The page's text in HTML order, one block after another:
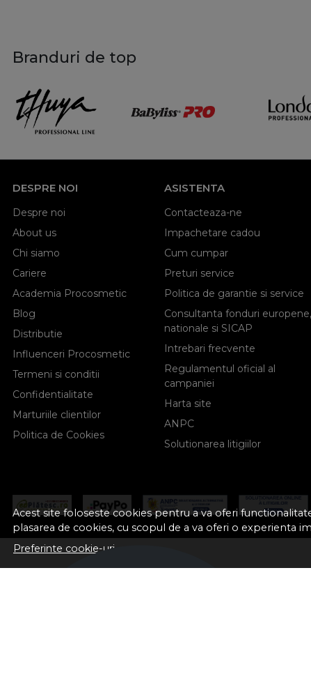
Acest site foloseste cookies pentru a va oferi
plasarea de cookies, cu scopul de a va oferi o experienta
Preferinte cookie-uri
Branduri de top
DESPRE NOI
Despre noi
About us
Chi siamo
Cariere
Academia Procosmetic
Blog
Distributie
Influenceri Procosmetic
Termeni si conditii
Confidentialitate
Marturiile clientilor
Politica de Cookies
ASISTENTA
Contacteaza-ne
Impachetare cadou
Cum cumpar
Preturi service
Politica de garantie si service
Consultanta fonduri europene,
nationale si SICAP
Intrebari frecvente
Regulamentul oficial al
campaniei
Harta site
ANPC
Solutionarea litigiilor